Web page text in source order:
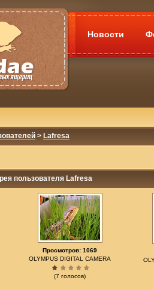
Новости
> Lafresa
пользователя Lafresa
Просмотров: 1069
OLYMPUS DIGITAL CAMERA
(7 голосов)